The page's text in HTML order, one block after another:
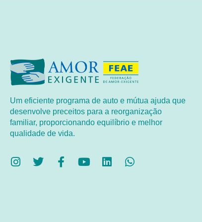
Um eficiente programa de auto e mútua ajuda que
desenvolve preceitos para a reorganização
familiar, proporcionando equilíbrio e melhor
qualidade de vida.